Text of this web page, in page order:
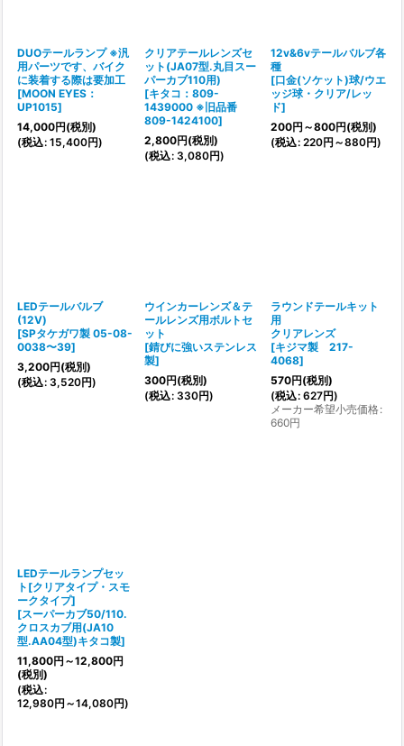
DUOテールランプ ※汎
用パーツです、バイク
に装着する際は要加工
[MOON EYES：
UP1015]
14,000円(税別)
(税込: 15,400円)
クリアテールレンズセ
ット(JA07型.丸目スー
パーカブ110用)
[キタコ：809-
1439000 ※旧品番
809-1424100]
2,800円(税別)
(税込: 3,080円)
12v&6vテールバルブ各
種
[口金(ソケット)球/ウエ
ッジ球・クリア/レッ
ド]
200円 ～800円(税別)
(税込: 220円 ～880円)
LEDテールバルブ
(12V)
[SPタケガワ製 05-08-
0038〜39]
3,200円(税別)
(税込: 3,520円)
ウインカーレンズ＆テ
ールレンズ用ボルトセ
ット
[錆びに強いステンレス
製]
300円(税別)
(税込: 330円)
ラウンドテールキット
用
クリアレンズ
[キジマ製 217-
4068]
570円(税別)
(税込: 627円)
メーカー希望小売価格:
660円
LEDテールランプセッ
ト[クリアタイプ・スモ
ークタイプ]
[スーパーカブ50/110.
クロスカブ用(JA10
型.AA04型)キタコ製]
11,800円 ～12,800円
(税別)
(税込:
12,980円 ～14,080円)